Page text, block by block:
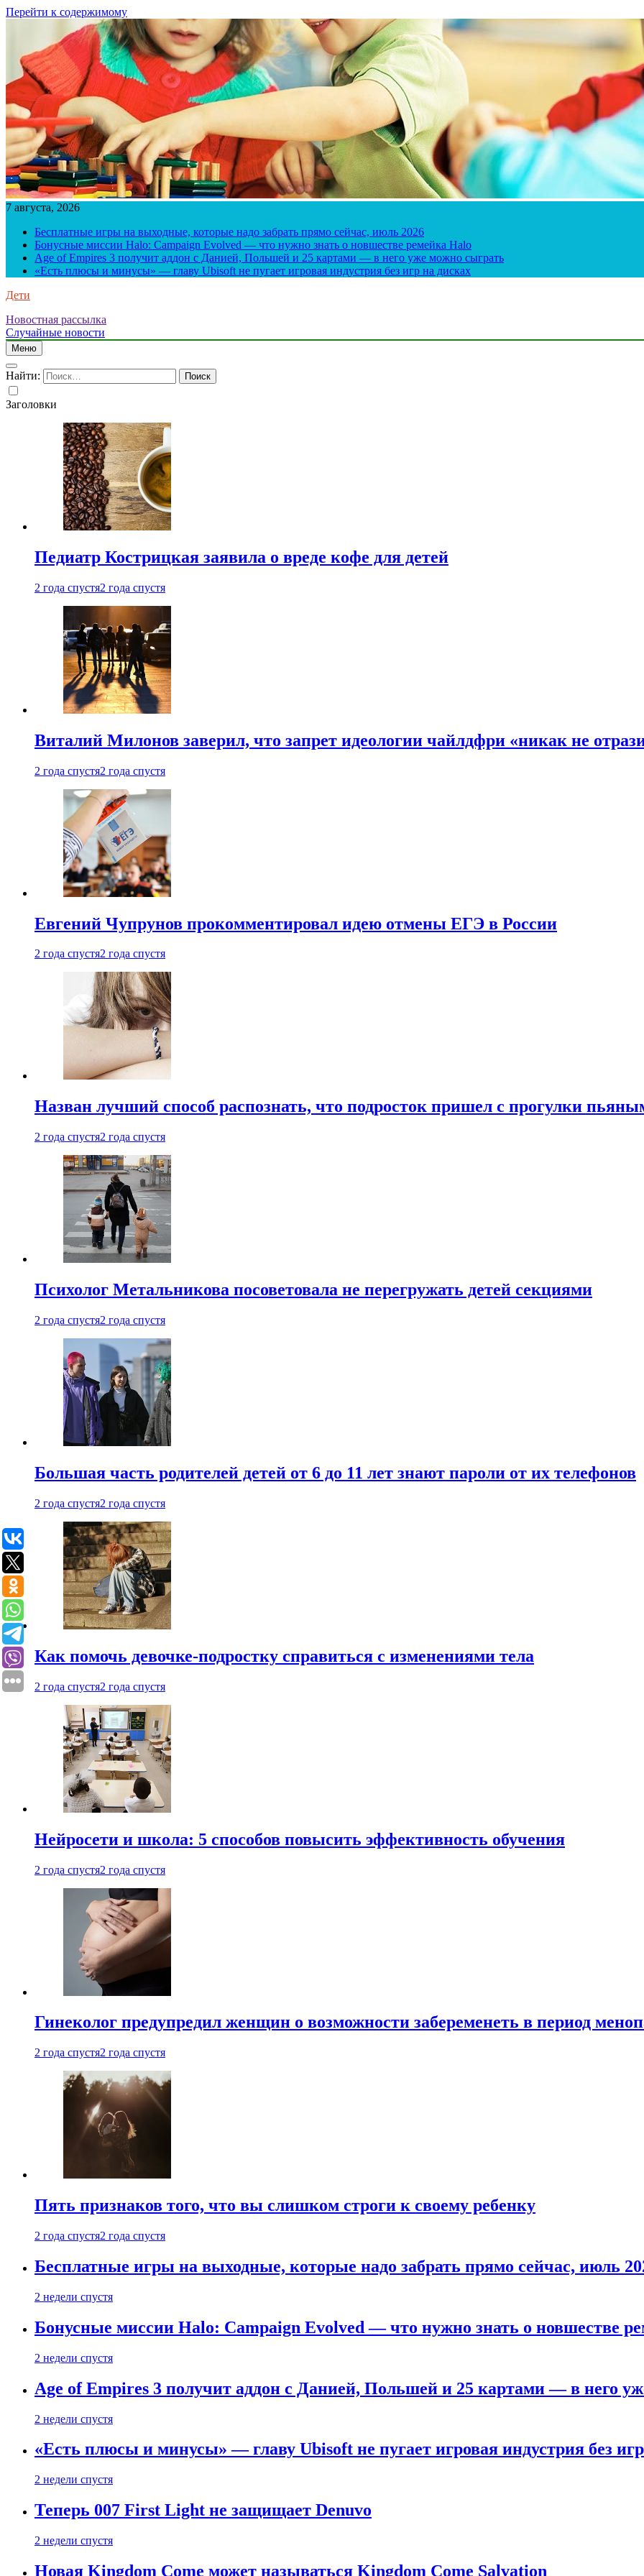
Перейти к содержимому
7 августа, 2026
Бесплатные игры на выходные, которые надо забрать прямо сейчас, июль 2026
Бонусные миссии Halo: Campaign Evolved — что нужно знать о новшестве ремейка Halo
Age of Empires 3 получит аддон с Данией, Польшей и 25 картами — в него уже можно сыграть
«Есть плюсы и минусы» — главу Ubisoft не пугает игровая индустрия без игр на дисках
Дети
Новостная рассылка
Случайные новости
Меню
Найти:
Заголовки
Педиатр Кострицкая заявила о вреде кофе для детей
2 года спустя2 года спустя
Виталий Милонов заверил, что запрет идеологии чайлдфри «никак не
2 года спустя2 года спустя
Евгений Чупрунов прокомментировал идею отмены ЕГЭ в России
2 года спустя2 года спустя
Назван лучший способ распознать, что подросток пришел с прогулки
2 года спустя2 года спустя
Психолог Метальникова посоветовала не перегружать детей секциями
2 года спустя2 года спустя
Большая часть родителей детей от 6 до 11 лет знают пароли от их телефонов
2 года спустя2 года спустя
Как помочь девочке-подростку справиться с изменениями тела
2 года спустя2 года спустя
Нейросети и школа: 5 способов повысить эффективность обучения
2 года спустя2 года спустя
Гинеколог предупредил женщин о возможности забеременеть в период
2 года спустя2 года спустя
Пять признаков того, что вы слишком строги к своему ребенку
2 года спустя2 года спустя
Бесплатные игры на выходные, которые надо забрать прямо сейчас, июль
2 недели спустя
Бонусные миссии Halo: Campaign Evolved — что нужно знать о новшестве
2 недели спустя
Age of Empires 3 получит аддон с Данией, Польшей и 25 картами — в него
2 недели спустя
«Есть плюсы и минусы» — главу Ubisoft не пугает игровая индустрия без
2 недели спустя
Теперь 007 First Light не защищает Denuvo
2 недели спустя
Новая Kingdom Come может называться Kingdom Come Salvation